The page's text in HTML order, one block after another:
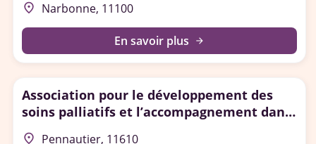
place Narbonne, 11100
En savoir plus arrow_forward
Association pour le développement des
soins palliatifs et l’accompagnement dans
l’Aude
place Pennautier, 11610